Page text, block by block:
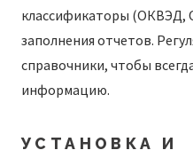
классификаторы (ОКВЭД,
заполнения отчетов.
справочники, чтобы
информацию.
УСТАНОВКА И